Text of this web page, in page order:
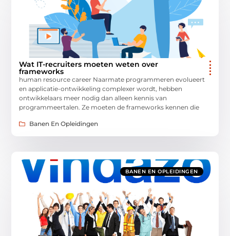
Wat IT-recruiters moeten weten over
frameworks
human resource career Naarmate programmeren evolueert
en applicatie-ontwikkeling complexer wordt, hebben
ontwikkelaars meer nodig dan alleen kennis van
programmeertalen. Ze moeten de frameworks kennen die
Banen En Opleidingen
BANEN EN OPLEIDINGEN